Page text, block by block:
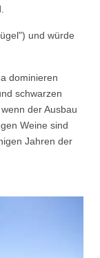
und würde
dominieren
schwarzen
der Ausbau
Weine sind
Jahren der